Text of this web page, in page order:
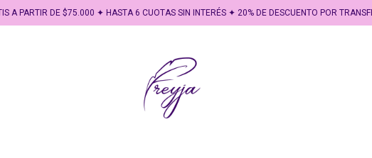
$75.000 ✦ HASTA 6 CUOTAS SIN INTERÉS ✦ 20% DE DESCUENTO POR TRANSFERENCIA